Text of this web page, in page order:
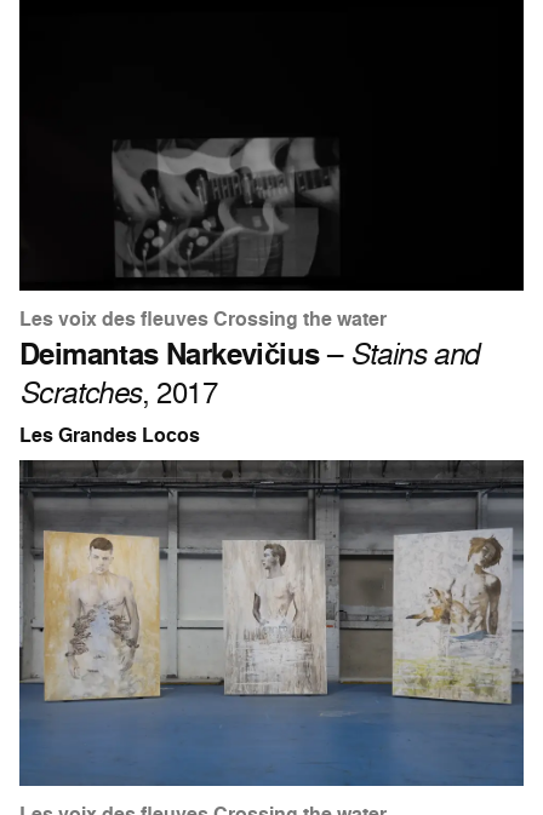
Les voix des fleuves Crossing the water
Deimantas Narkevičius– Stains and
Scratches, 2017
Les Grandes Locos